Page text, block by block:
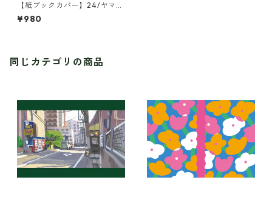
【紙ブックカバー】24/ヤマギ
シチヒロ/まどろみ
¥980
同じカテゴリの商品